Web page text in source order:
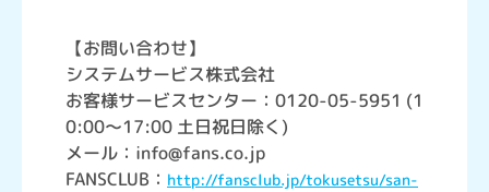
【お問い合わせ】
システムサービス株式会社
お客様サービスセンター：0120-05-5951 (1
0:00～17:00 土日祝日除く)
メール：info@fans.co.jp
FANSCLUB： http://fansclub.jp/tokusetsu/san-